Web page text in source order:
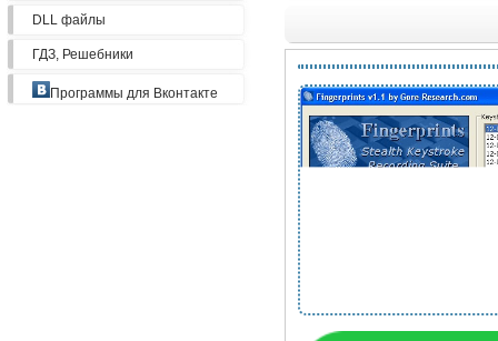
DLL файлы
ГДЗ, Решебники
Программы для Вконтакте